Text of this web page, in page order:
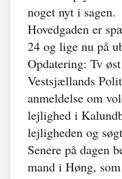
noget nyt i sagen.
Hovedgaden er
24 og lige nu på
Opdatering: Tv
Vestsjællands
anmeldelse om
lejlighed i
lejligheden og
Senere på dagen
mand i Høng,